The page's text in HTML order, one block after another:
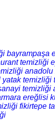
bayrampaşa
temizliği
anadolu
yatak temizliği
temizliği
ereğlisi
fikirtepe